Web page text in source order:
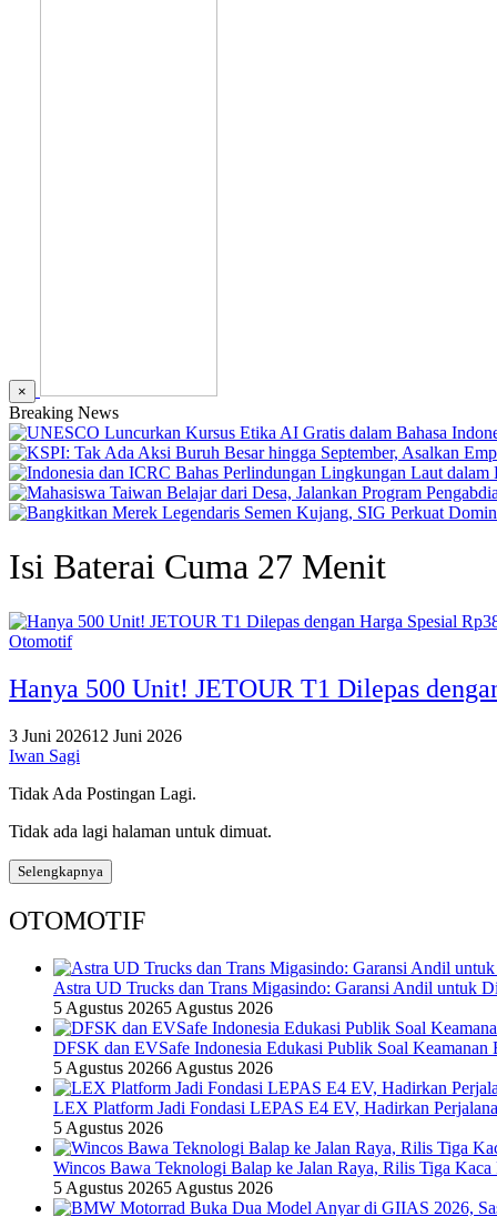
×
Breaking News
Isi Baterai Cuma 27 Menit
Otomotif
Hanya 500 Unit! JETOUR T1 Dilepas
3 Juni 202612 Juni 2026
Iwan Sagi
Tidak Ada Postingan Lagi.
Tidak ada lagi halaman untuk dimuat.
Selengkapnya
OTOMOTIF
Astra UD Trucks dan Trans Migasindo: Garansi Andil untuk
5 Agustus 20265 Agustus 2026
DFSK dan EVSafe Indonesia Edukasi Publik Soal
5 Agustus 20266 Agustus 2026
LEX Platform Jadi Fondasi LEPAS E4 EV, Hadirkan
5 Agustus 2026
Wincos Bawa Teknologi Balap ke Jalan Raya, Rilis Tiga
5 Agustus 20265 Agustus 2026